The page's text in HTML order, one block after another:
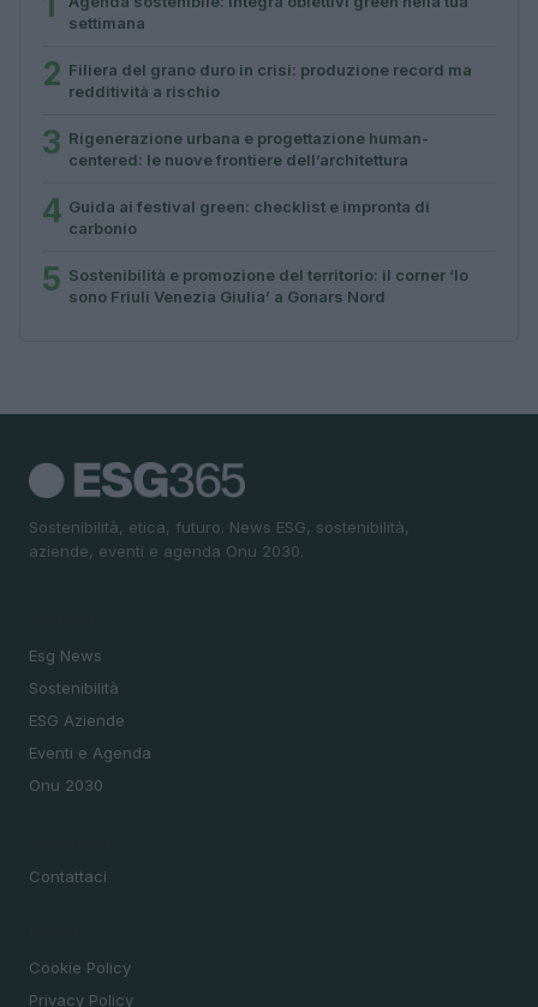
settimana
2 Filiera del grano duro in crisi: produzione record ma
redditività a rischio
3 Rigenerazione urbana e progettazione human-
centered: le nuove frontiere dell’architettura
4 Guida ai festival green: checklist e impronta di
carbonio
5 Sostenibilità e promozione del territorio: il corner ‘Io
sono Friuli Venezia Giulia’ a Gonars Nord
Sostenibilità, etica, futuro. News ESG, sostenibilità,
aziende, eventi e agenda Onu 2030.
Esg News
Sostenibilità
ESG Aziende
Eventi e Agenda
Onu 2030
Contattaci
Cookie Policy
Privacy Policy